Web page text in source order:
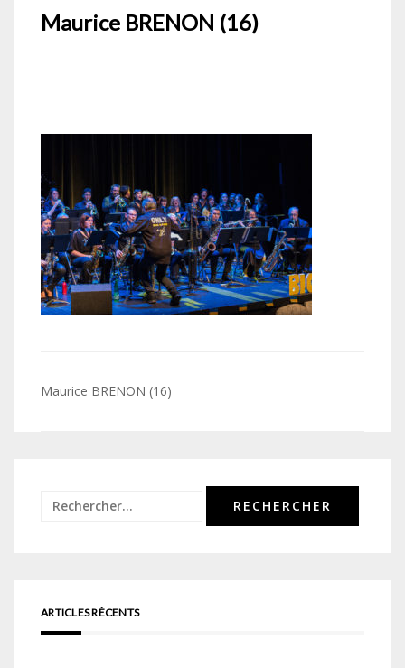
Maurice BRENON (16)
Navigation
Maurice BRENON (16)
Rechercher :
ARTICLES RÉCENTS